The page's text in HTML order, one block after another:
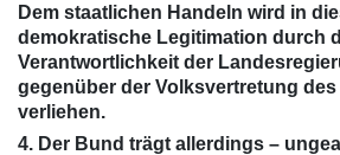
Dem staatlichen Handeln wird in
demokratische Legitimation durch
Verantwortlichkeit der
gegenüber der Volksvertretung
verliehen.
4. Der Bund trägt allerdings –